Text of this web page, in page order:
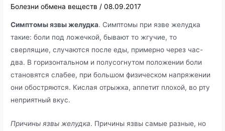
Болезни обмена веществ /08.09.2017
Симптомы язвы желудка. Симптомы при язве желудка
такие: боли под ложечкой, бывают то жгучие, то
сверлящие, случаются после еды, примерно через час-
два. В горизонтальном и полусогнутом положении боли
становятся слабее, при большом физическом напряжении
они обостряются. Кислая отрыжка, аппетит плохой, во рту
неприятный вкус.
Причины язвы желудка. Причины язвы самые разные, но